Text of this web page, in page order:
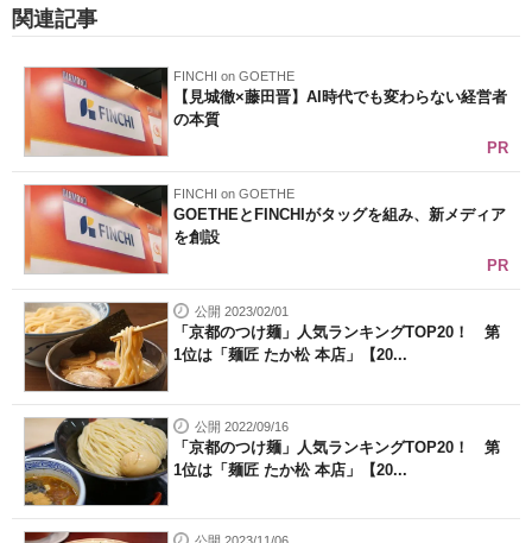
関連記事
FINCHI on GOETHE
【見城徹×藤田晋】AI時代でも変わらない経営者
の本質
PR
FINCHI on GOETHE
GOETHEとFINCHIがタッグを組み、新メディア
を創設
PR
公開 2023/02/01
「京都のつけ麺」人気ランキングTOP20！ 第
1位は「麺匠 たか松 本店」【20...
公開 2022/09/16
「京都のつけ麺」人気ランキングTOP20！ 第
1位は「麺匠 たか松 本店」【20...